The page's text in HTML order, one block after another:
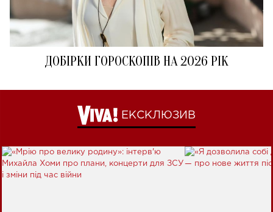
ДОБІРКИ ГОРОСКОПІВ НА 2026 РІК
ЕКСКЛЮЗИВ